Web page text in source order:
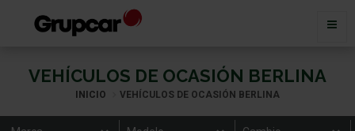
VEHÍCULOS DE OCASIÓN BERLINA
INICIO VEHÍCULOS DE OCASIÓN BERLINA